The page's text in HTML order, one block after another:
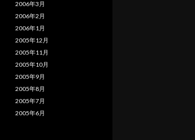
2006年3月
2006年2月
2006年1月
2005年12月
2005年11月
2005年10月
2005年9月
2005年8月
2005年7月
2005年6月